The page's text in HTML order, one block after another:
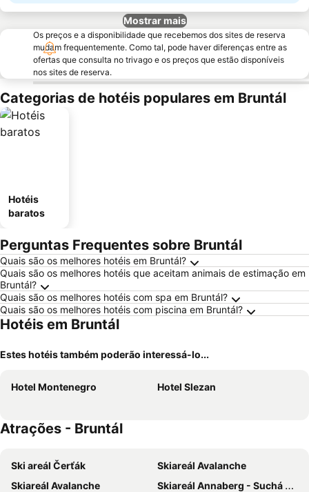
Mostrar mais
Os preços e a disponibilidade que recebemos dos sites de reserva
mudam frequentemente. Como tal, pode haver diferenças entre as
ofertas que consulta no trivago e os preços que estão disponíveis
nos sites de reserva.
Categorias de hotéis populares em Bruntál
Hotéis
baratos
Perguntas Frequentes sobre Bruntál
Quais são os melhores hotéis em Bruntál?
Quais são os melhores hotéis que aceitam animais de estimação em
Bruntál?
Quais são os melhores hotéis com spa em Bruntál?
Quais são os melhores hotéis com piscina em Bruntál?
Hotéis em Bruntál
Estes hotéis também poderão interessá-lo...
Hotel Montenegro Hotel Slezan
Atrações - Bruntál
Ski areál Čerťák
Skiareál Avalanche
Skiareál Avalanche
Skiareál Annaberg - Suchá Rudná